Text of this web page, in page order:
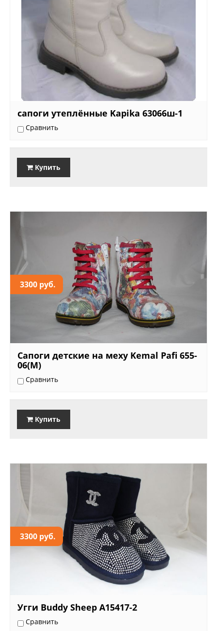
сапоги утеплённые Kapika 63066ш-1
Сравнить
Купить
3300 руб.
Сапоги детские на меху Kemal Pafi 655-
06(М)
Сравнить
Купить
3300 руб.
Угги Buddy Sheep А15417-2
Сравнить